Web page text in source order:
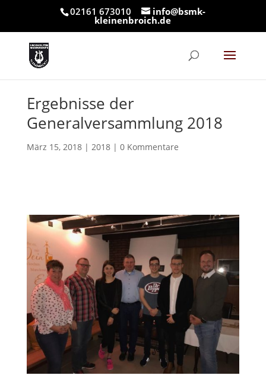
02161 673010 info@bsmk-
kleinenbroich.de
Ergebnisse der
Generalversammlung 2018
März 15, 2018| 2018| 0 Kommentare